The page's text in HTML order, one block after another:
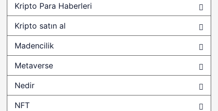
0-overwinter
000 dolar
01 ağustosta bitcoine ne olacak
0chain
0x
Kripto Para Haberleri
Kripto satın al
Madencilik
Metaverse
Nedir
NFT